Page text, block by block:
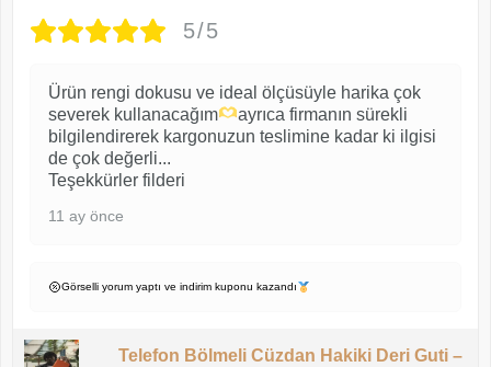
5/5
Ürün rengi dokusu ve ideal ölçüsüyle harika çok
severek kullanacağım
ayrıca firmanın sürekli
bilgilendirerek kargonuzun teslimine kadar ki ilgisi
de çok değerli...
Teşekkürler filderi
11 ay önce
Görselli yorum yaptı ve indirim kuponu kazandı
Telefon Bölmeli Cüzdan Hakiki Deri Guti –